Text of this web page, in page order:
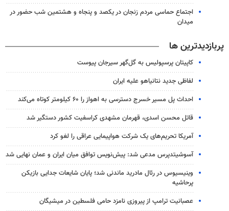
اجتماع حماسی مردم زنجان در یکصد و پنجاه و هشتمین شب حضور در
میدان
پربازدیدترین ها
کاپیتان پرسپولیس به گل‌گهر سیرجان پیوست
لفاظی جدید نتانیاهو علیه ایران
احداث پل مسیر خسرج دسترسی به اهواز را ۶۰ کیلومتر کوتاه می‌کند
قاتل محسن اسدی، قهرمان مشهدی کراسفیت کشور دستگیر شد
آمریکا تحریم‌های یک شرکت هواپیمایی عراقی را لغو کرد
آسوشیتدپرس مدعی شد: پیش‌نویس توافق میان ایران و عمان نهایی شد
وینیسیوس در رئال مادرید ماندنی شد؛ پایان شایعات جدایی بازیکن
پرحاشیه
عصبانیت ترامپ از پیروزی نامزد حامی فلسطین در میشیگان